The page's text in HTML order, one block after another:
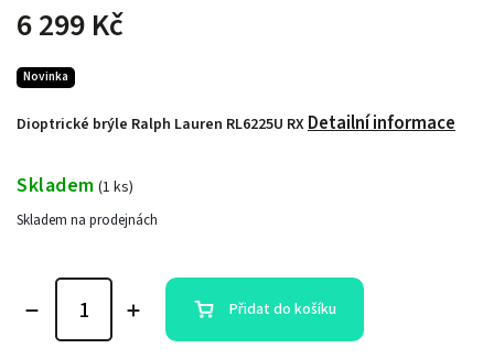
6 299 Kč
Dioptrické brýle Ralph Lauren RL6225U RXDetailní informace
Novinka
Skladem (1 ks)
Skladem na prodejnách
Přidat do košíku